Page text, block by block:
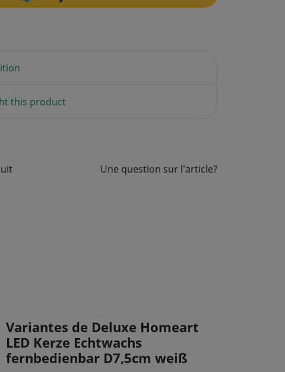
this product
Une question sur l'article?
Variantes de Deluxe Homeart
LED Kerze Echtwachs
fernbedienbar D7,5cm weiß